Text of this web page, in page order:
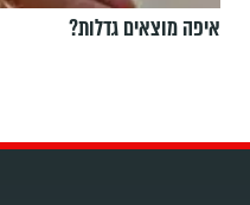
איפה מוצאים גדלות?